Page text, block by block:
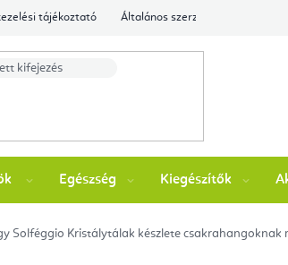
tájékoztató Általános szerződési feltételek
Egészség Kiegészítők
Solféggio Kristálytálak készlete csakrahangoknak